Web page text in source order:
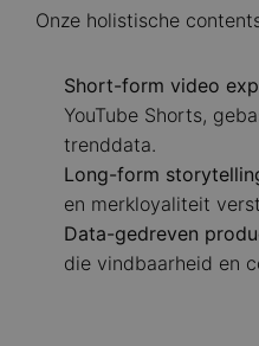
Onze holistische
Short-form video
YouTube Shorts,
trenddata.
Long-form
en merkloyaliteit
Data-gedreven
die vindbaarheid en